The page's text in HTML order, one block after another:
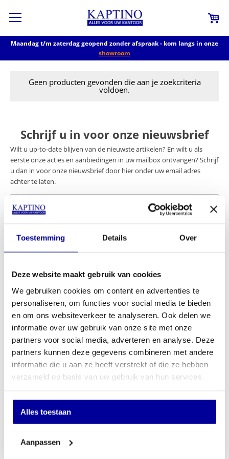
Toestemming Details Over
Deze website maakt gebruik van cookies
We gebruiken cookies om content en advertenties te
personaliseren, om functies voor social media te bieden
en om ons websiteverkeer te analyseren. Ook delen we
informatie over uw gebruik van onze site met onze
partners voor social media, adverteren en analyse. Deze
partners kunnen deze gegevens combineren met andere
informatie die u aan ze heeft verstrekt of die ze hebben
verzameld op basis van uw gebruik van hun services.
Alles toestaan
Aanpassen
Maandag t/m zaterdag geopend zonder afspraak - kom langs in onze
showroom
Geen producten gevonden die aan je zoekcriteria
voldoen.
Schrijf u in voor onze nieuwsbrief
Wilt u up-to-date blijven van de nieuwste artikelen? En wilt u als
eerste onze acties en aanbiedingen in uw mailbox ontvangen? Schrijf
u dan in voor onze nieuwsbrief door hier onder uw email adres
achter te laten.
E-mailadres
Versturen
Ons assortiment
Kantoorstoelen
Bureaustoelen
Kantoormachines
Kantoormeubelen
Kasregisters
Kluizen
Overige
Over Kaptino
Bedrijfsgegevens
Blog
Informatie